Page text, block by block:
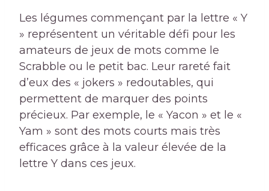
Les légumes commençant par la lettre « Y
» représentent un véritable défi pour les
amateurs de jeux de mots comme le
Scrabble ou le petit bac. Leur rareté fait
d’eux des « jokers » redoutables, qui
permettent de marquer des points
précieux. Par exemple, le « Yacon » et le «
Yam » sont des mots courts mais très
efficaces grâce à la valeur élevée de la
lettre Y dans ces jeux.